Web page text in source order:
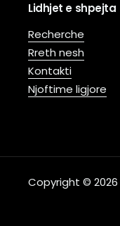
Lidhjet e shpejta
Recherche
Rreth nesh
Kontakti
Njoftime ligjore
Copyright © 2026